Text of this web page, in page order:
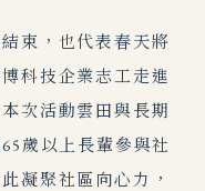
束，也代表春天將
科技企業志工走進
次活動雲田與長期
歲以上長輩參與社
凝聚社區向心力，